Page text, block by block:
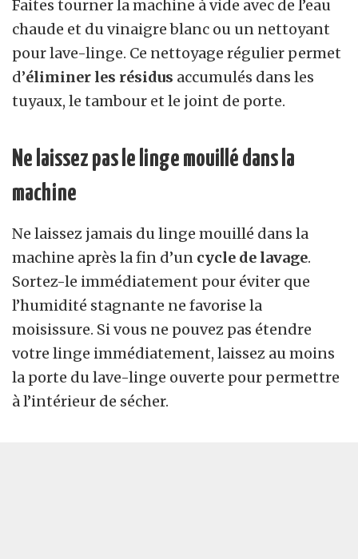
Faites tourner la machine à vide avec de l’eau
chaude et du vinaigre blanc ou un nettoyant
pour lave-linge. Ce nettoyage régulier permet
d’éliminer les résidus accumulés dans les
tuyaux, le tambour et le joint de porte.
Ne laissez pas le linge mouillé dans la
machine
Ne laissez jamais du linge mouillé dans la
machine après la fin d’un cycle de lavage.
Sortez-le immédiatement pour éviter que
l’humidité stagnante ne favorise la
moisissure. Si vous ne pouvez pas étendre
votre linge immédiatement, laissez au moins
la porte du lave-linge ouverte pour permettre
à l’intérieur de sécher.